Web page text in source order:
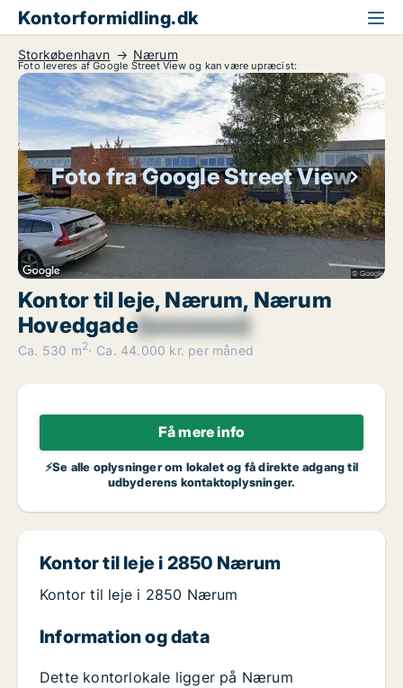
Kontorformidling.dk
Storkøbenhavn Nærum
Foto leveres af Google Street View og kan være upræcist:
Foto fra Google Street View
Kontor til leje, Nærum, Nærum
Hovedgade[xxxxxxxx]
Ca. 530 m2 Ca. 44.000 kr. per måned
Få mere info
⚡Se alle oplysninger om lokalet og få direkte adgang til
udbyderens kontaktoplysninger.
Kontor til leje i 2850 Nærum
Kontor til leje i 2850 Nærum
Information og data
Dette kontorlokale ligger på Nærum